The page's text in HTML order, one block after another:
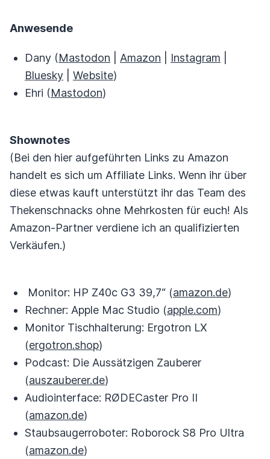
Anwesende
Dany (Mastodon Amazon Instagram
Bluesky
Website)
Ehri (Mastodon)
Shownotes
(Bei den hier aufgeführten Links zu Amazon
handelt es sich um Affiliate Links. Wenn ihr über
diese etwas kauft unterstützt ihr das Team des
Thekenschnacks ohne Mehrkosten für euch! Als
Amazon-Partner verdiene ich an qualifizierten
Verkäufen.)
Monitor: HP Z40c G3 39,7“ (amazon.de)
Rechner: Apple Mac Studio (apple.com)
Monitor Tischhalterung: Ergotron LX
(ergotron.shop)
Podcast: Die Aussätzigen Zauberer
(auszauberer.de)
Audiointerface: RØDECaster Pro II
(amazon.de)
Staubsaugerroboter: Roborock S8 Pro Ultra
(amazon.de)